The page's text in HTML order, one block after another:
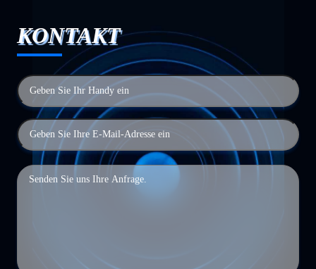
KONTAKT